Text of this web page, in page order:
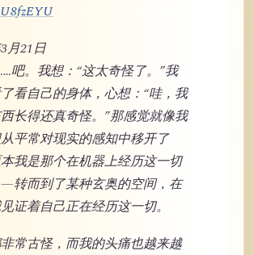
月21日
吧。我想：“这太奇怪了。”我
看自己的身体，心想：“哇，我
长得还真奇怪。”那感觉就像我
平常对现实的感知中移开了
我是那个在机器上经历这一切
转而到了某种玄奥的空间，在
证着自己正在经历这一切。
常古怪，而我的头痛也越来越